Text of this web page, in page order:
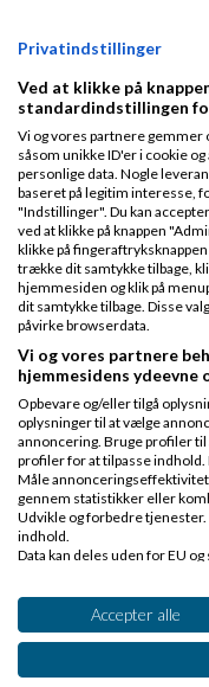
hejaffiliaterSkrevet
Hej nicolai, mange
Jeg har nu ændret
/graviditetstest til
/vare-kategori/
kategori/tidlig-
varekatergorier
hvilket jo burde
Er url'navne fine
forstå at
på google? :)
Privatindstillinger
Ved at klikke på
standardindstillingen
Vi og vores partnere gemmer
såsom unikke ID'er i cookie
personlige data. Nogle
baseret på legitim interesse,
"Indstillinger". Du kan
ved at klikke på knappen
klikke på
trække dit samtykke tilbage,
hjemmesiden og klik på
dit samtykke tilbage. Disse
påvirke browserdata.
Vi og vores partnere
hjemmesidens ydeevne
Opbevare og/eller tilgå
oplysninger til at vælge
annoncering. Bruge profiler
profiler for at tilpasse
Måle
gennem statistikker eller
Udvikle og forbedre
indhold.
Data kan deles uden for EU og
Se partnerliste (2 IAB-
Vi bruger dine data til
IAB's behandlingsformål:
Accepter alle